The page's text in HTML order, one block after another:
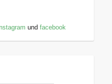
undfacebook